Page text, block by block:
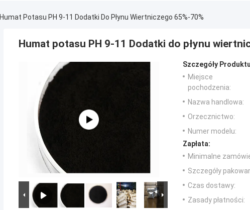
Humat Potasu PH 9-11 Dodatki Do Płynu Wiertniczego 65%-70%
Humat potasu PH 9-11 Dodatki do płynu
Szczegóły
Miejsce
pochodzenia:
Nazwa handlowa:
Orzecznictwo:
Numer modelu:
Zapłata:
Minimalne
Szczegóły
Czas dostawy:
Zasady płatności: